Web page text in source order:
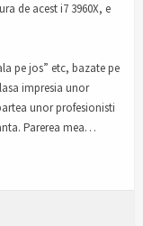
de acest i7 3960X, e
pe jos” etc, bazate pe
impresia unor
unor profesionisti
Parerea mea…